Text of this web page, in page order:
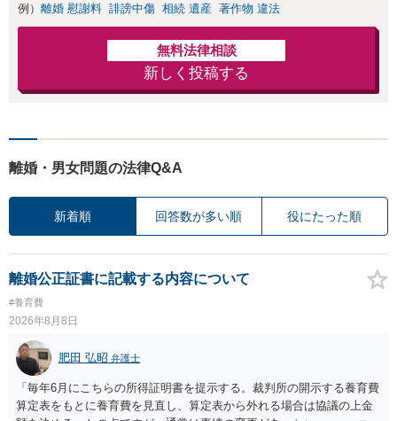
例） 離婚 慰謝料 誹謗中傷 相続 遺産 著作物 違法
無料法律相談
新しく投稿する
離婚・男女問題の法律Q&A
新着順 回答数が多い順 役にたった順
離婚公正証書に記載する内容について
#養育費
2026年8月8日
肥田 弘昭 弁護士
「毎年6月にこちらの所得証明書を提示する。裁判所の開示する養育費
算定表をもとに養育費を見直し、算定表から外れる場合は協議の上金